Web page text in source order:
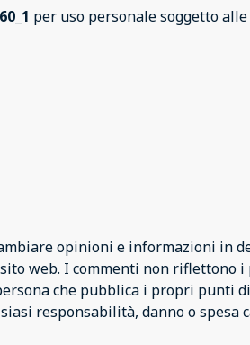
per uso personale soggetto
opinioni e informazioni in
web. I commenti non riflettono
che pubblica i propri punti
responsabilità, danno o spesa